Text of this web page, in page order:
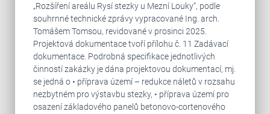
„Rozšíření areálu Rysí stezky u Mezní Louky“, podle
souhrnné technické zprávy vypracované Ing. arch.
Tomášem Tomsou, revidované v prosinci 2025.
Projektová dokumentace tvoří přílohu č. 11 Zadávací
dokumentace. Podrobná specifikace jednotlivých
činností zakázky je dána projektovou dokumentací, mj.
se jedná o • příprava území – redukce náletů v rozsahu
nezbytném pro výstavbu stezky, • příprava území pro
osazení základového panelů betonovo-cortenového